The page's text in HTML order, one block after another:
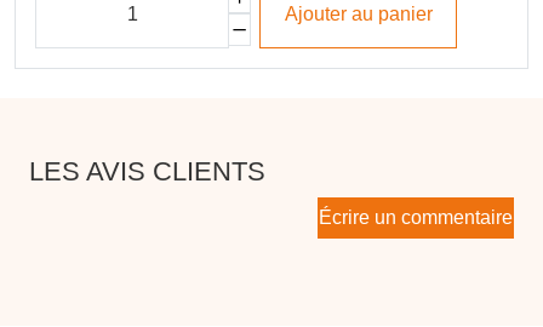
Ajouter au panier
LES AVIS CLIENTS
Écrire un commentaire